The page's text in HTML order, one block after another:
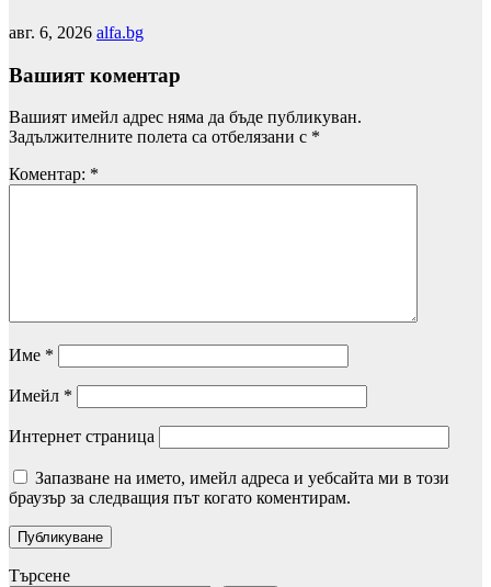
авг. 6, 2026 alfa.bg
Вашият коментар
Вашият имейл адрес няма да бъде публикуван.
Задължителните полета са отбелязани с *
Коментар: *
Име *
Имейл *
Интернет страница
Запазване на името, имейл адреса и уебсайта ми в този
браузър за следващия път когато коментирам.
Търсене